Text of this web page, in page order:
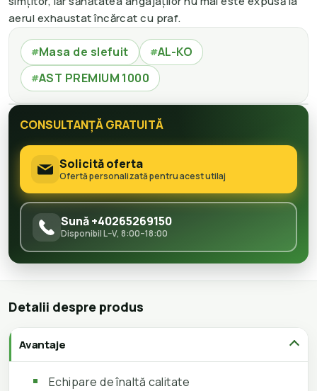
aerul exhaustat încărcat cu praf.
#Masa de slefuit #AL-KO
#AST PREMIUM 1000
CONSULTANȚĂ GRATUITĂ
Solicită oferta
Ofertă personalizată pentru acest utilaj
Sună +40265269150
Disponibil L–V, 8:00–18:00
Detalii despre produs
Avantaje
Echipare de înaltă calitate